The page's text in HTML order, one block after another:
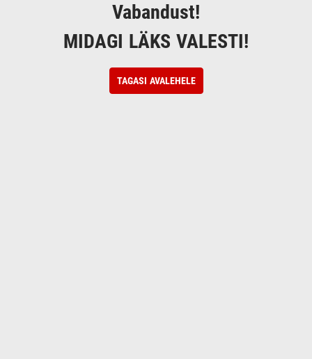
Vabandust!
MIDAGI LÄKS VALESTI!
TAGASI AVALEHELE